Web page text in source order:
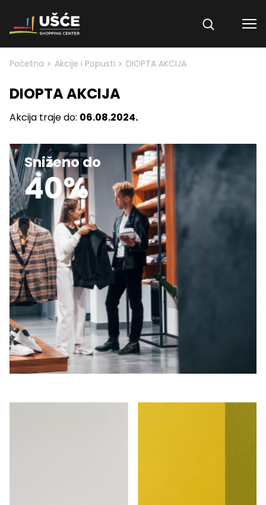
Skip to content
Početna > Akcije i Popusti > DIOPTA AKCIJA
DIOPTA AKCIJA
Akcija traje do: 06.08.2024.
Sniženo do
40%